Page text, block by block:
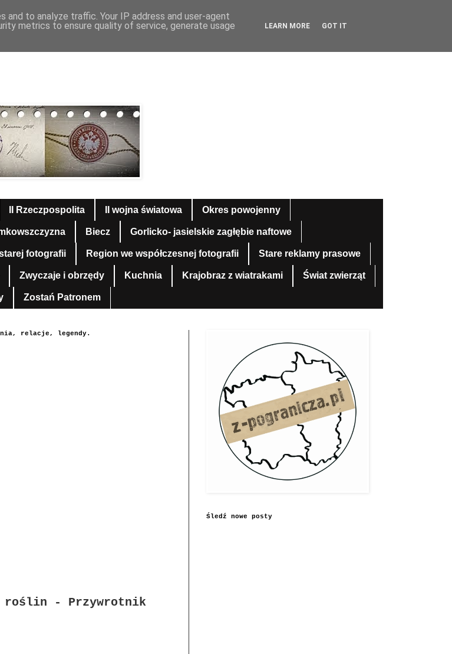
II Rzeczpospolita II wojna światowa Okres powojenny
Biecz Gorlicko- jasielskie zagłębie naftowe
fotografii Region we współczesnej fotografii Stare reklamy prasowe
Zwyczaje i obrzędy Kuchnia Krajobraz z wiatrakami Świat zwierząt
Zostań Patronem
relacje, legendy.
roślin - Przywrotnik
Śledź nowe posty
to analyze traffic. Your IP address and user-agent
metrics to ensure quality of service, generate usage
LEARN MORE GOT IT